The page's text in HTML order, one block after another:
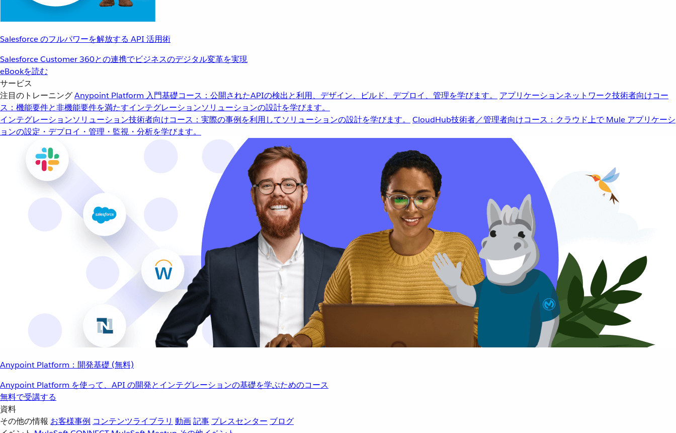
Salesforce のフルパワーを解放する API 活用術
Salesforce Customer 360との連携でビジネスのデジタル変革を実現
eBookを読む
サービス
注目のトレーニングAnypoint Platform 入門基礎コース：公開されたAPIの検出と利用、デザイン、ビルド、デプロイ、管理を学びます。 アプリケーションネットワーク技術者向けコー
ス：機能要件と非機能要件を満たすインテグレーションソリューションの設計を学びます。
インテグレーションソリューション技術者向けコース：実際の事例を利用してソリューションの設計を学びます。 CloudHub技術者／管理者向けコース：クラウド上で Mule アプリケーシ
ョンの設定・デプロイ・管理・監視・分析を学びます。
Anypoint Platform：開発基礎 (無料)
Anypoint Platform を使って、API の開発とインテグレーションの基礎を学ぶためのコース
無料で受講する
資料
その他の情報 お客様事例 コンテンツライブラリ 動画記事 プレスセンター ブログ